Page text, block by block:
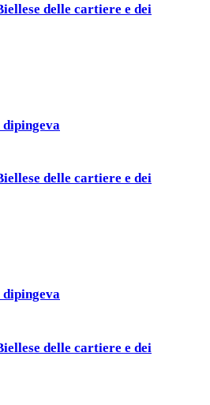
delle cartiere e dei
delle cartiere e dei
delle cartiere e dei